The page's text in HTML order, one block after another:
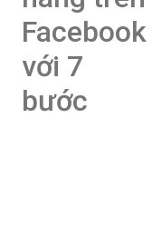
Facebook
với 7
bước